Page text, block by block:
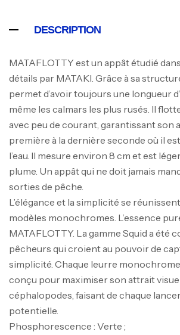
DESCRIPTION
MATAFLOTTY est un appât étudié
détails par MATAKI. Grâce à sa
permet d’avoir toujours une longueur
même les calmars les plus rusés. Il
avec peu de courant, garantissant son
première à la dernière seconde où il
l’eau. Il mesure environ 8 cm et est
plume. Un appât qui ne doit jamais
sorties de pêche.
L’élégance et la simplicité se
modèles monochromes. L’essence
MATAFLOTTY. La gamme Squid a été
pêcheurs qui croient au pouvoir de
simplicité. Chaque leurre
conçu pour maximiser son attrait
céphalopodes, faisant de chaque
potentielle.
Phosphorescence : Verte ;
Canne Jigging Sunset Massive Attack
1.83m 120/250gr 30kg
,
د.ت 379,000
د.ت340,000
Foureau Kalli Kunnan Funda 1.70m
Expanded
Bagagerie
د.ت378,000